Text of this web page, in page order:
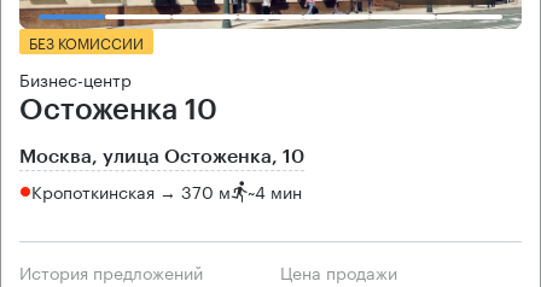
БЕЗ КОМИССИИ
Бизнес-центр
Остоженка 10
Москва, улица Остоженка, 10
Кропоткинская → 370 м ~4 мин
История предложений Цена продажи